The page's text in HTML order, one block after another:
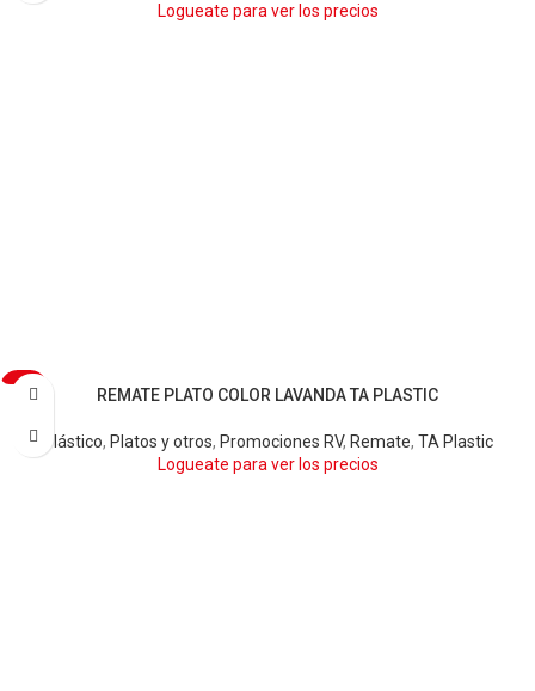
Logueate para ver los precios
-50% REMATE PLATO COLOR LAVANDA TA PLASTIC
Plástico, Platos y otros, Promociones RV, Remate, TA Plastic
Logueate para ver los precios